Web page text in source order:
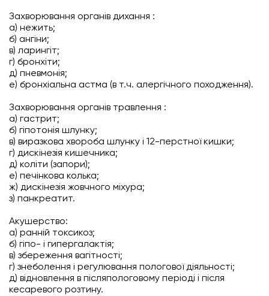
Захворювання органів дихання :
а) нежить;
б) ангіни;
в) ларингіт;
г) бронхіти;
д) пневмонія;
е) бронхіальна астма (в т.ч. алергічного походження).
Захворювання органів травлення :
а) гастрит;
б) гіпотонія шлунку;
в) виразкова хвороба шлунку і 12-перстної кишки;
г) дискінезія кишечника;
д) коліти (запори);
е) печінкова колька;
ж) дискінезія жовчного міхура;
з) панкреатит.
Акушерство:
а) ранній токсикоз;
б) гіпо- і гипергалактія;
в) збереження вагітності;
г) знеболення і регулювання пологової діяльності;
д) відновлення в післяпологовому періоді і після
кесаревого розтину.